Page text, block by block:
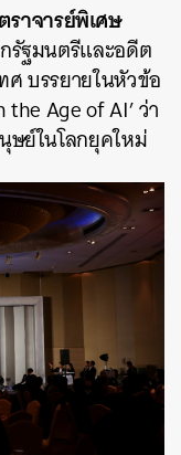
ราจารย์พิเศษ
รัฐมนตรีและอดีต
ศ บรรยายในหัวข้อ
Age of AI’ ว่า
ษย์ในโลกยุคใหม่